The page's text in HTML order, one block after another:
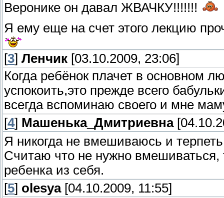
Веронике он давал ЖВАЧКУ!!!!!!!
Я ему еще на счет этого лекцию
[3] Ленчик [03.10.2009, 23:06]
Когда ребёнок плачет в основном
успокоить,это прежде всего
всегда вспоминаю своего и мне
[4] Машенька_Дмитриевна
Я никогда не вмешиваюсь и
Считаю что не нужно
ребенка из себя.
[5] olesya[04.10.2009, 11:55]